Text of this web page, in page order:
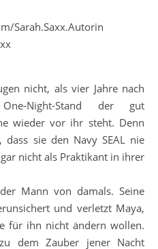
Sarah.Saxx.Autorin
nicht, als vier Jahre nach
Night-Stand der gut
wieder vor ihr steht. Denn
dass sie den Navy SEAL nie
nicht als Praktikant in ihrer
Mann von damals. Seine
und verletzt Maya,
für ihn nicht ändern wollen.
dem Zauber jener Nacht